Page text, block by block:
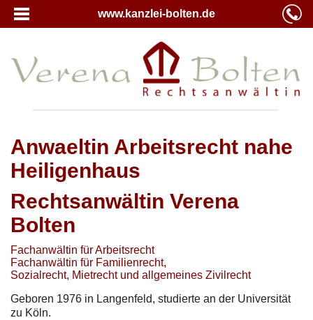
www.kanzlei-bolten.de
Anwaeltin Arbeitsrecht nahe
Heiligenhaus
Rechtsanwältin Verena
Bolten
Fachanwältin für Arbeitsrecht
Fachanwältin für Familienrecht,
Sozialrecht, Mietrecht und allgemeines Zivilrecht
Geboren 1976 in Langenfeld, studierte an der Universität
zu Köln.